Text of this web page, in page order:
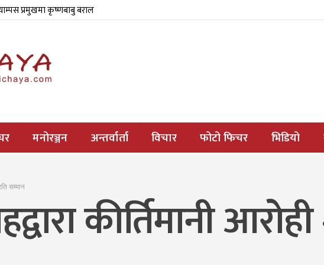
प्रमुखमा कृष्णबाबु बराल
मनोरञ्जन अन्तर्वार्ता विचार फोटो फिचर भिडियो
सम्मान
कीर्तिमानी आरोही